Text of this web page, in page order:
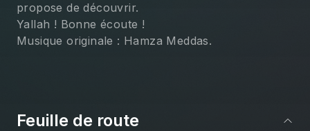
propose de découvrir.
Yallah ! Bonne écoute !
Musique originale : Hamza Meddas.
Feuille de route